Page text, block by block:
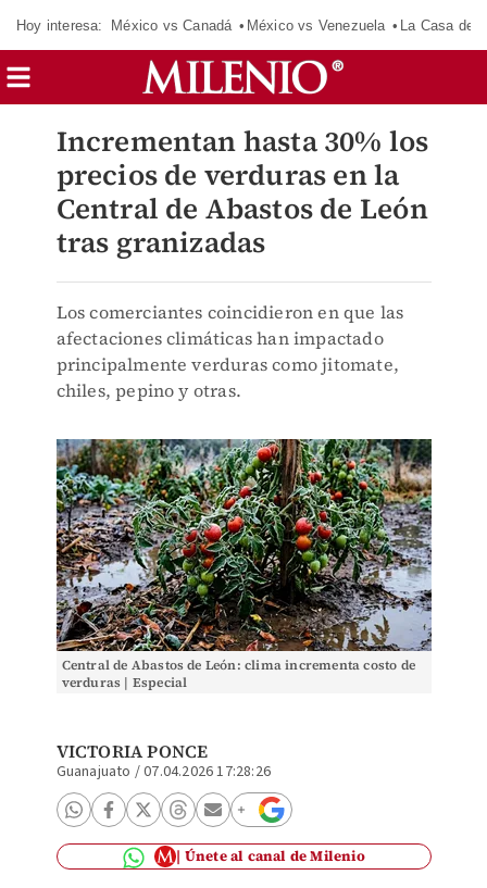
Hoy interesa: México vs Canadá México vs Venezuela La Casa de
Incrementan hasta 30% los
precios de verduras en la
Central de Abastos de León
tras granizadas
Los comerciantes coincidieron en que las
afectaciones climáticas han impactado
principalmente verduras como jitomate,
chiles, pepino y otras.
Central de Abastos de León: clima incrementa costo de
verduras | Especial
VICTORIA PONCE
Guanajuato /07.04.2026 17:28:26
Únete al canal de Milenio